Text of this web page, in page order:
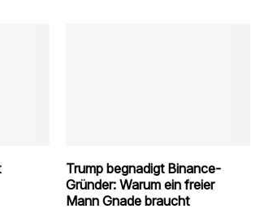
Trump begnadigt Binance-
Gründer: Warum ein freier
Mann Gnade braucht